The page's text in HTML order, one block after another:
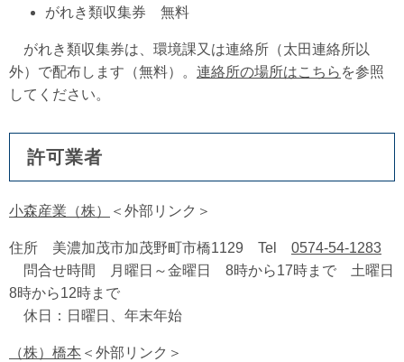
がれき類収集券 無料
がれき類収集券は、環境課又は連絡所（太田連絡所以
外）で配布します（無料）。 連絡所の場所はこちら を参照
してください。
許可業者
小森産業（株） ＜外部リンク＞
住所 美濃加茂市加茂野町市橋1129 Tel 0574-54-1283
問合せ時間 月曜日～金曜日 8時から17時まで 土曜日
8時から12時まで
休日：日曜日、年末年始
（株）橋本 ＜外部リンク＞